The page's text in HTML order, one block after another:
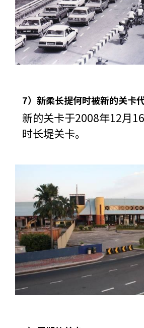
7）新柔长提何时被新的关卡
新的关卡于2008年12月
时长堤关卡。